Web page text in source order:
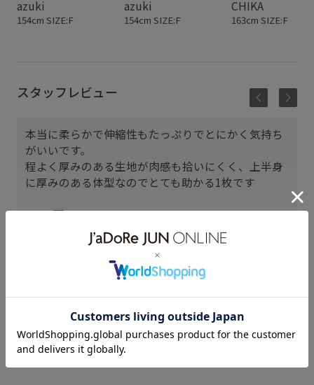
azuki
154cm SIZE:F
azuki
154cm SIZE:F
CHIKA
163cm SIZE:F
スタッフレビュー
本当に柔らかで伸縮性もたっぷりでとにかく気持ち
がいいです。
程よく厚みのある生地が肉感も拾いにくく、上半身
に厚みのある体型なのでとても助かる1枚です
azuki (154cm)
骨格： ストレート
パーソナルカラー： イエベ秋
普段のトップスサイズ： 38
着用サイズ : F
カラー : ホワイト (10)